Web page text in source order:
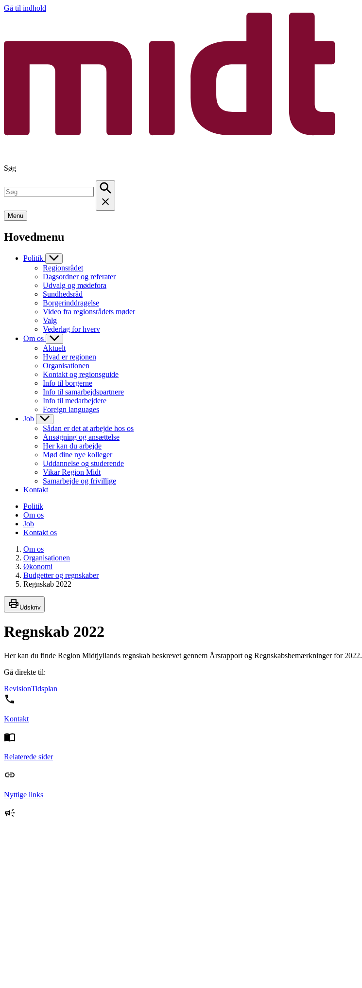
Gå til indhold
Søg
Menu
Hovedmenu
Politik
Regionsrådet
Dagsordner og referater
Udvalg og mødefora
Sundhedsråd
Borgerinddragelse
Video fra regionsrådets møder
Valg
Vederlag for hverv
Om os
Aktuelt
Hvad er regionen
Organisationen
Kontakt og regionsguide
Info til borgerne
Info til samarbejdspartnere
Info til medarbejdere
Foreign languages
Job
Sådan er det at arbejde hos os
Ansøgning og ansættelse
Her kan du arbejde
Mød dine nye kolleger
Uddannelse og studerende
Vikar Region Midt
Samarbejde og frivillige
Kontakt
Politik
Om os
Job
Kontakt os
Om os
Organisationen
Økonomi
Budgetter og regnskaber
Regnskab 2022
Udskriv
Regnskab 2022
Her kan du finde Region Midtjyllands regnskab beskrevet gennem Årsrapport og Regnskabsbemærkninger for 2022.
Gå direkte til:
RevisionTidsplan
Kontakt
Relaterede sider
Nyttige links